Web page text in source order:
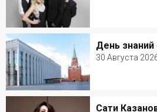
29 Августа 2026
Клуб Шестнадцать тонн
Популярная музыка
День
30 Августа
День знаний со
30 Августа 2026
Кремлевский дворец
Сати